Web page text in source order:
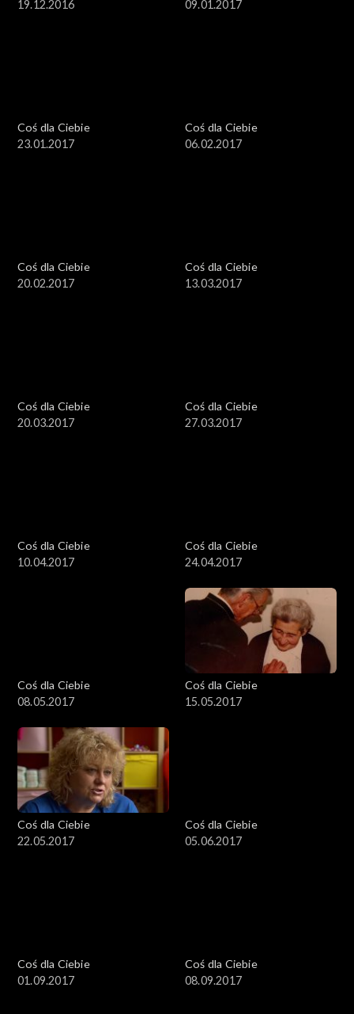
19.12.2016
09.01.2017
Coś dla Ciebie
23.01.2017
Coś dla Ciebie
06.02.2017
Coś dla Ciebie
20.02.2017
Coś dla Ciebie
13.03.2017
Coś dla Ciebie
20.03.2017
Coś dla Ciebie
27.03.2017
Coś dla Ciebie
10.04.2017
Coś dla Ciebie
24.04.2017
Coś dla Ciebie
08.05.2017
Coś dla Ciebie
15.05.2017
Coś dla Ciebie
22.05.2017
Coś dla Ciebie
05.06.2017
Coś dla Ciebie
01.09.2017
Coś dla Ciebie
08.09.2017